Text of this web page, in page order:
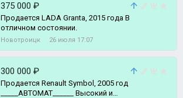
375 000 ₽
Продается LADA Granta, 2015 года В
отличном состоянии.
Новотроицк 26 июля 17:07
300 000 ₽
Продается Renault Symbol, 2005 год
_____АВТОМАТ______ Высокий и